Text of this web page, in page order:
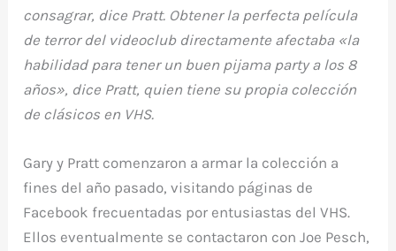
consagrar, dice Pratt. Obtener la perfecta película
de terror del videoclub directamente afectaba «la
habilidad para tener un buen pijama party a los 8
años», dice Pratt, quien tiene su propia colección
de clásicos en VHS.
Gary y Pratt comenzaron a armar la colección a
fines del año pasado, visitando páginas de
Facebook frecuentadas por entusiastas del VHS.
Ellos eventualmente se contactaron con Joe Pesch,